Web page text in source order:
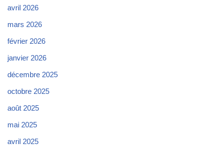
avril 2026
mars 2026
février 2026
janvier 2026
décembre 2025
octobre 2025
août 2025
mai 2025
avril 2025